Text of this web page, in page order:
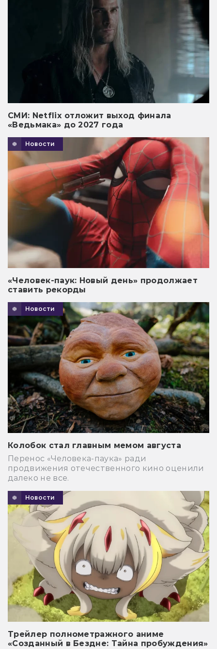
СМИ: Netflix отложит выход финала
«Ведьмака» до 2027 года
Новости
«Человек-паук: Новый день» продолжает
ставить рекорды
Новости
Колобок стал главным мемом августа
Перенос «Человека-паука» ради
продвижения отечественного кино оценили
далеко не все.
Новости
Трейлер полнометражного аниме
«Созданный в Бездне: Тайна пробуждения»